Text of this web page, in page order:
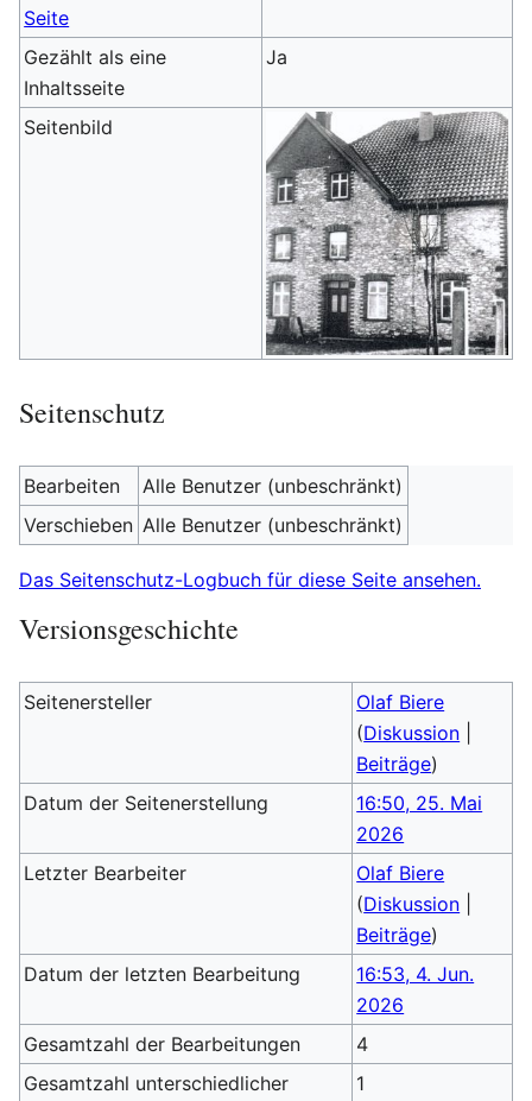
Seite
Gezählt als eine
Inhaltsseite
Ja
Seitenbild
Seitenschutz
Bearbeiten
Alle Benutzer (unbeschränkt)
Verschieben Alle Benutzer (unbeschränkt)
Das Seitenschutz-Logbuch für diese Seite ansehen.
Versionsgeschichte
Seitenersteller
Olaf Biere
(Diskussion
Beiträge)
Datum der Seitenerstellung
16:50, 25. Mai
2026
Letzter Bearbeiter
Olaf Biere
(Diskussion
Beiträge)
Datum der letzten Bearbeitung
16:53, 4. Jun.
2026
Gesamtzahl der Bearbeitungen
4
Gesamtzahl unterschiedlicher
1